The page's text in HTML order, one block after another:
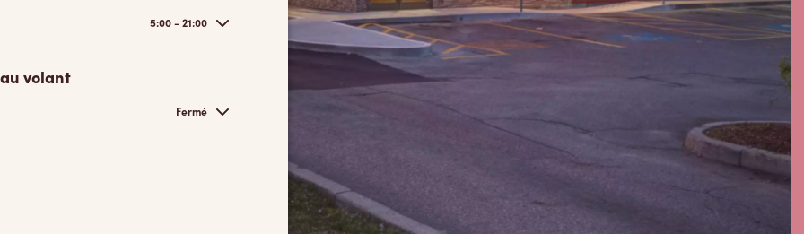
5:00 - 21:00
volant
Fermé